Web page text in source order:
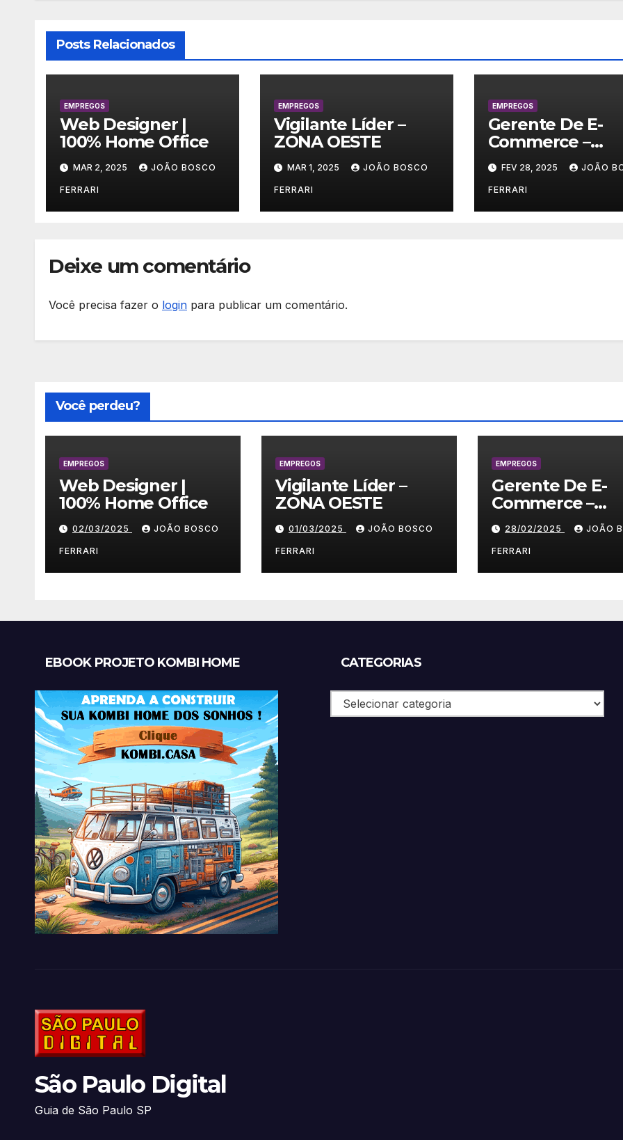
Posts Relacionados
EMPREGOS
Web Designer |
100% Home Office
MAR 2, 2025 JOÃO BOSCO
FERRARI
EMPREGOS
Vigilante Líder –
ZONA OESTE
MAR 1, 2025 JOÃO BOSCO
FERRARI
EMPREGOS
Gerente De E-
Commerce –
Vestuário/ Moda
SPFEV 28, 2025 JOÃO
FERRARI
Deixe um comentário
Você precisa fazer o login para publicar um comentário.
Você perdeu?
EMPREGOS
Web Designer |
100% Home Office
02/03/2025 JOÃO BOSCO
FERRARI
EMPREGOS
Vigilante Líder –
ZONA OESTE
01/03/2025 JOÃO BOSCO
FERRARI
EMPREGOS
Gerente De E-
Commerce –
Vestuário/ Moda
SP28/02/2025 JOÃO
FERRARI
EBOOK PROJETO KOMBI HOME CATEGORIAS
Categorias
São Paulo Digital
Guia de São Paulo SP